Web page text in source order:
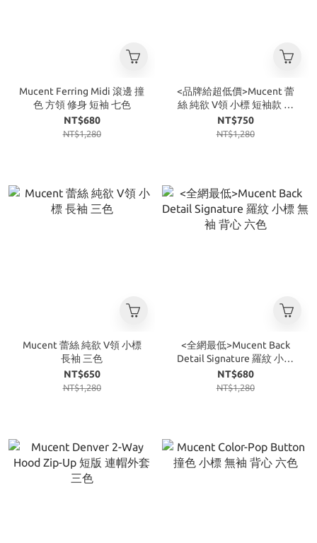
Mucent Ferring Midi 滾邊 撞
色 方領 修身 短袖 七色
NT$680
NT$1,280
<品牌給超低價>Mucent 蕾
絲 純欲 V領 小標 短袖款 三
色
NT$750
NT$1,280
Mucent 蕾絲 純欲 V領 小標
長袖 三色
NT$650
NT$1,280
<全網最低>Mucent Back
Detail Signature 羅紋 小標
無袖 背心 六色
NT$680
NT$1,280